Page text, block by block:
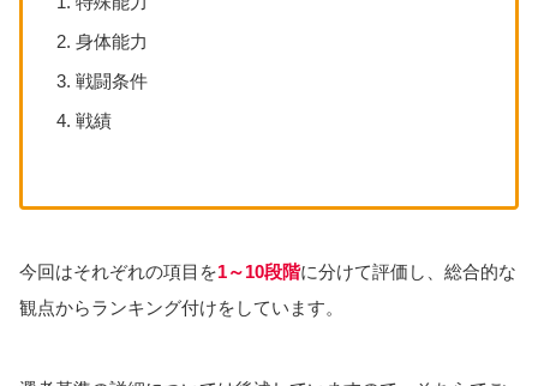
身体能力
戦闘条件
戦績
今回はそれぞれの項目を1～10段階に分けて評価し、総合的な
観点からランキング付けをしています。